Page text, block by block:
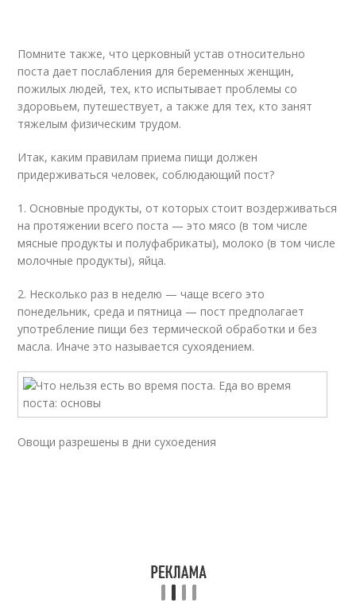
Помните также, что церковный устав относительно
поста дает послабления для беременных женщин,
пожилых людей, тех, кто испытывает проблемы со
здоровьем, путешествует, а также для тех, кто занят
тяжелым физическим трудом.
Итак, каким правилам приема пищи должен
придерживаться человек, соблюдающий пост?
1. Основные продукты, от которых стоит воздерживаться
на протяжении всего поста — это мясо (в том числе
мясные продукты и полуфабрикаты), молоко (в том числе
молочные продукты), яйца.
2. Несколько раз в неделю — чаще всего это
понедельник, среда и пятница — пост предполагает
употребление пищи без термической обработки и без
масла. Иначе это называется сухоядением.
Овощи разрешены в дни сухоедения